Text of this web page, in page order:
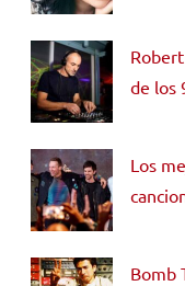
de los
Los
Bomb